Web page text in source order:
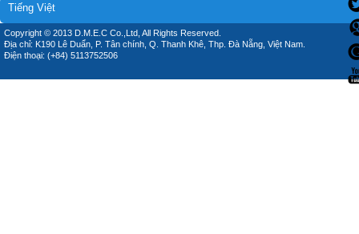
Tiếng Việt
Copyright © 2013 D.M.E.C Co.,Ltd, All Rights Reserved.
Địa chỉ: K190 Lê Duẩn, P. Tân chính, Q. Thanh Khê, Thp. Đà Nẵng, Việt Nam.
Điện thoại: (+84) 5113752506